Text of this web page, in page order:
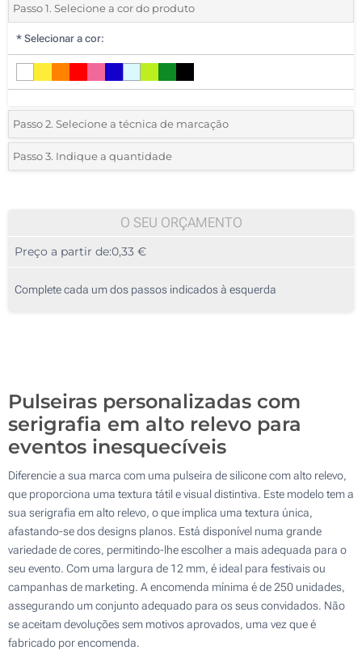
Passo 1. Selecione a cor do produto
* Selecionar a cor:
Passo 2. Selecione a técnica de marcação
*Selecione o tipo de marcação e as cores do logotipo:
Passo 3. Indique a quantidade
500
1250
O SEU ORÇAMENTO
Preço a partir de:0,33 €
Complete cada um dos passos indicados à esquerda
Pulseiras personalizadas com
serigrafia em alto relevo para
eventos inesquecíveis
Diferencie a sua marca com uma pulseira de silicone com alto relevo,
que proporciona uma textura tátil e visual distintiva. Este modelo tem a
sua serigrafia em alto relevo, o que implica uma textura única,
afastando-se dos designs planos. Está disponível numa grande
variedade de cores, permitindo-lhe escolher a mais adequada para o
seu evento. Com uma largura de 12 mm, é ideal para festivais ou
campanhas de marketing. A encomenda mínima é de 250 unidades,
assegurando um conjunto adequado para os seus convidados. Não
se aceitam devoluções sem motivos aprovados, uma vez que é
fabricado por encomenda.